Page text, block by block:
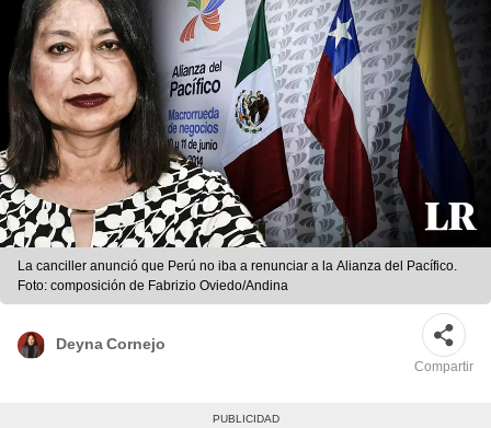
La canciller anunció que Perú no iba a renunciar a la Alianza del Pacífico.
Foto: composición de Fabrizio Oviedo/Andina
Deyna Cornejo
Compartir